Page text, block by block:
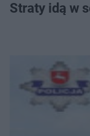
Straty idą w